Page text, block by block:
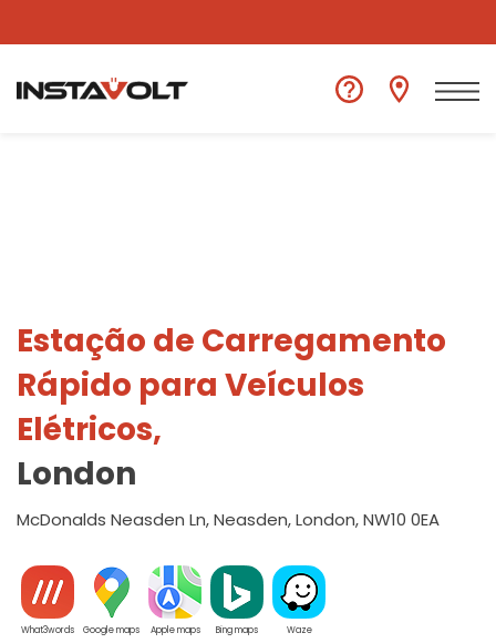
Ver outra localização
Estação de Carregamento
Rápido para Veículos
Elétricos,
London
McDonalds Neasden Ln, Neasden, London, NW10 0EA
What3words Google maps Apple maps Bing maps Waze